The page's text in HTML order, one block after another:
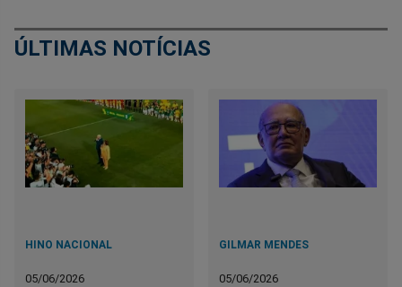
ÚLTIMAS NOTÍCIAS
HINO NACIONAL
05/06/2026
GILMAR MENDES
05/06/2026